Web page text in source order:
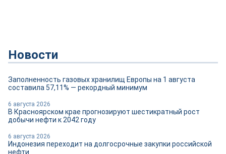
Новости
Заполненность газовых хранилищ Европы на 1 августа
составила 57,11% — рекордный минимум
6 августа 2026
В Красноярском крае прогнозируют шестикратный рост
добычи нефти к 2042 году
6 августа 2026
Индонезия переходит на долгосрочные закупки российской
нефти